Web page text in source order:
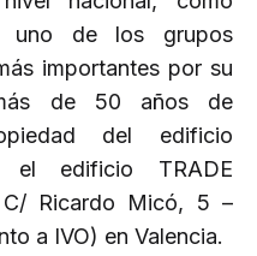
uno de los grupos
importantes por su
de 50 años de
del edificio
el edificio TRADE
Ricardo Micó, 5 –
a IVO) en Valencia.